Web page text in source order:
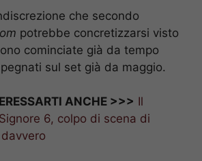
che secondo
potrebbe concretizzarsi visto
cominciate già da tempo
sul set già da maggio.
ANCHE >>> Il
6, colpo di scena di